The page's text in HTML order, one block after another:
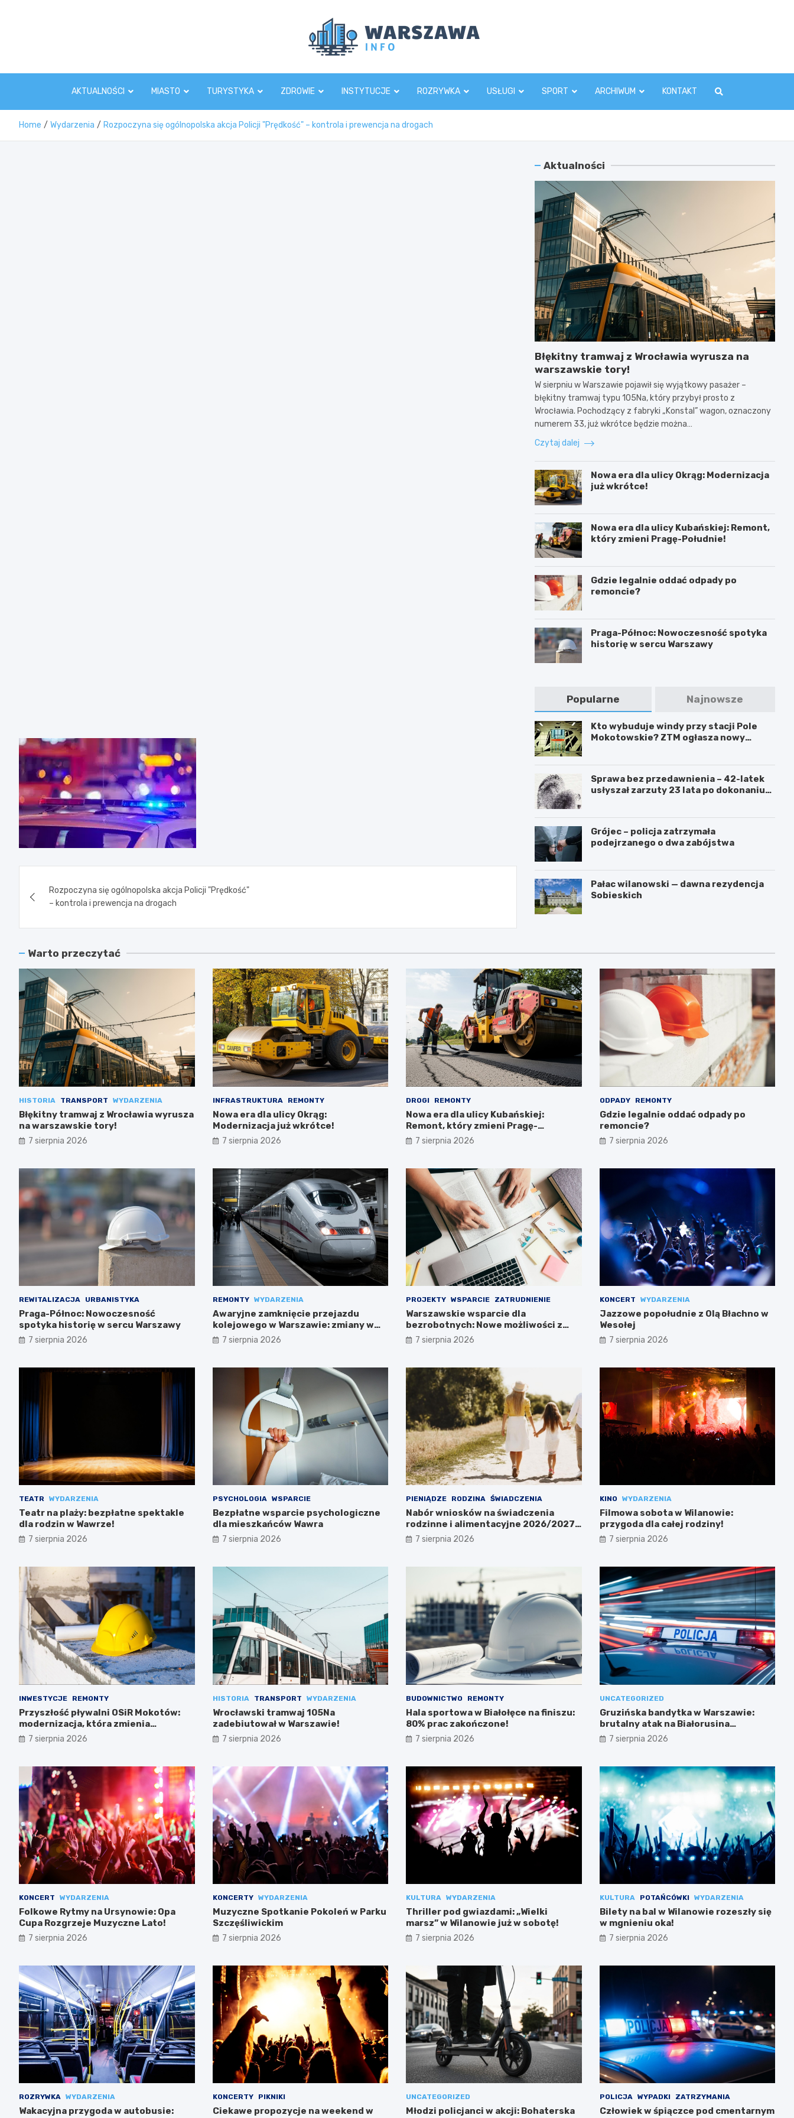
AKTUALNOŚCI MIASTO TURYSTYKA ZDROWIE INSTYTUCJE ROZRYWKA USŁUGI SPORT ARCHIWUM KONTAKT
Home Wydarzenia Rozpoczyna się ogólnopolska akcja Policji "Prędkość" – kontrola i prewencja na drogach
wpisu
Rozpoczyna się ogólnopolska akcja Policji "Prędkość"
– kontrola i prewencja na drogach
Aktualności
Błękitny tramwaj z Wrocławia wyrusza na
warszawskie tory!
W sierpniu w Warszawie pojawił się wyjątkowy pasażer –
błękitny tramwaj typu 105Na, który przybył prosto z
Wrocławia. Pochodzący z fabryki „Konstal” wagon, oznaczony
numerem 33, już wkrótce będzie można…
Czytaj dalej
Nowa era dla ulicy Okrąg: Modernizacja
już wkrótce!
Nowa era dla ulicy Kubańskiej: Remont,
który zmieni Pragę-Południe!
Gdzie legalnie oddać odpady po
remoncie?
Praga-Północ: Nowoczesność spotyka
historię w sercu Warszawy
Popularne Najnowsze
Kto wybuduje windy przy stacji Pole
Mokotowskie? ZTM ogłasza nowy
Sprawa bez przedawnienia – 42-latek
usłyszał zarzuty 23 lata po dokonaniu
Grójec – policja zatrzymała
podejrzanego o dwa zabójstwa
Pałac wilanowski — dawna rezydencja
Sobieskich
Warto przeczytać
HISTORIA TRANSPORT WYDARZENIA
Błękitny tramwaj z Wrocławia wyrusza
na warszawskie tory!
7 sierpnia 2026
INFRASTRUKTURA REMONTY
Nowa era dla ulicy Okrąg:
Modernizacja już wkrótce!
7 sierpnia 2026
DROGI REMONTY
Nowa era dla ulicy Kubańskiej:
Remont, który zmieni Pragę-
Południe!
7 sierpnia 2026
ODPADY REMONTY
Gdzie legalnie oddać odpady po
remoncie?
7 sierpnia 2026
REWITALIZACJA URBANISTYKA
Praga-Północ: Nowoczesność
spotyka historię w sercu Warszawy
7 sierpnia 2026
REMONTY WYDARZENIA
Awaryjne zamknięcie przejazdu
kolejowego w Warszawie: zmiany w
trasach mieszkańców
7 sierpnia 2026
PROJEKTY WSPARCIE ZATRUDNIENIE
Warszawskie wsparcie dla
bezrobotnych: Nowe możliwości z
projektem FEM III
7 sierpnia 2026
KONCERT WYDARZENIA
Jazzowe popołudnie z Olą Błachno w
Wesołej
7 sierpnia 2026
TEATR WYDARZENIA
Teatr na plaży: bezpłatne spektakle
dla rodzin w Wawrze!
7 sierpnia 2026
PSYCHOLOGIA WSPARCIE
Bezpłatne wsparcie psychologiczne
dla mieszkańców Wawra
7 sierpnia 2026
PIENIĄDZE RODZINA ŚWIADCZENIA
Nabór wniosków na świadczenia
rodzinne i alimentacyjne 2026/2027
już w lipcu!
7 sierpnia 2026
KINO WYDARZENIA
Filmowa sobota w Wilanowie:
przygoda dla całej rodziny!
7 sierpnia 2026
INWESTYCJE REMONTY
Przyszłość pływalni OSiR Mokotów:
modernizacja, która zmienia
wszystko
7 sierpnia 2026
HISTORIA TRANSPORT WYDARZENIA
Wrocławski tramwaj 105Na
zadebiutował w Warszawie!
7 sierpnia 2026
BUDOWNICTWO REMONTY
Hala sportowa w Białołęce na finiszu:
80% prac zakończone!
7 sierpnia 2026
UNCATEGORIZED
Gruzińska bandytka w Warszawie:
brutalny atak na Białorusina
zakończony aresztowaniem
7 sierpnia 2026
KONCERT WYDARZENIA
Folkowe Rytmy na Ursynowie: Opa
Cupa Rozgrzeje Muzyczne Lato!
7 sierpnia 2026
KONCERTY WYDARZENIA
Muzyczne Spotkanie Pokoleń w Parku
Szczęśliwickim
7 sierpnia 2026
KULTURA WYDARZENIA
Thriller pod gwiazdami: „Wielki
marsz” w Wilanowie już w sobotę!
7 sierpnia 2026
KULTURA POTAŃCÓWKI WYDARZENIA
Bilety na bal w Wilanowie rozeszły się
w mgnieniu oka!
7 sierpnia 2026
ROZRYWKA WYDARZENIA
Wakacyjna przygoda w autobusie:
KONCERTY PIKNIKI
Ciekawe propozycje na weekend w
UNCATEGORIZED
Młodzi policjanci w akcji: Bohaterska
POLICJA WYPADKI ZATRZYMANIA
Człowiek w śpiączce pod cmentarnym